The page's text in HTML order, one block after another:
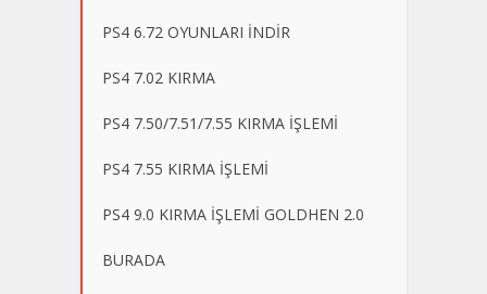
PS4 6.72 OYUNLARI İNDİR
PS4 7.02 KIRMA
PS4 7.50/7.51/7.55 KIRMA İŞLEMİ
PS4 7.55 KIRMA İŞLEMİ
PS4 9.0 KIRMA İŞLEMİ GOLDHEN 2.0
BURADA